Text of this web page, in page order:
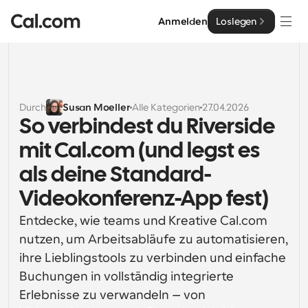
Anmelden Loslegen
Lösungen
Nach Teamgröße
Für Einzelpersonen
Persönliche Terminplanung einfach gemacht
Für Teams
Kollaborative Planung für Gruppen
Für Entwickler
Leistungsstarke Funktionen und Integrationen
Für Unternehmen
Enterprise
Entwickler
Entwicklerdokumentation
Dokumentation für die Cal.com-Plattform
API
Ressourcen
API
Erstellen Sie Ihre eigenen Integrationen mit unserer
Cal.ai
Preisgestaltung
Durch Susan Moeller Alle Kategorien 27.04.2026
So verbindest du Riverside
mit Cal.com (und legst es
als deine Standard-
Videokonferenz-App fest)
Entdecke, wie teams und Kreative Cal.com
nutzen, um Arbeitsabläufe zu automatisieren,
ihre Lieblingstools zu verbinden und einfache
Buchungen in vollständig integrierte
Erlebnisse zu verwandeln – von